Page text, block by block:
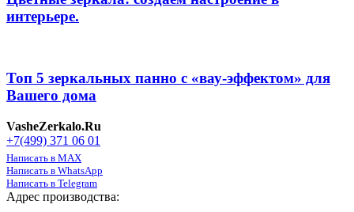
интерьере.
Топ 5 зеркальных панно с «вау-эффектом» для
Вашего дома
VasheZerkalo.Ru
+7(499) 371 06 01
Написать в MAX
Написать в WhatsApp
Написать в Telegram
Адрес производства: